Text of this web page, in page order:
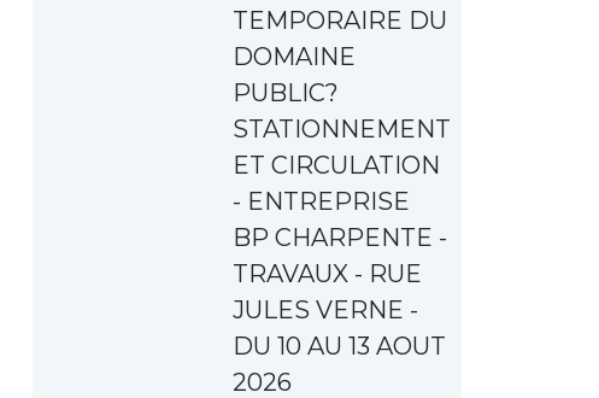
TEMPORAIRE DU
DOMAINE
PUBLIC?
STATIONNEMENT
ET CIRCULATION
- ENTREPRISE
BP CHARPENTE -
TRAVAUX - RUE
JULES VERNE -
DU 10 AU 13 AOUT
2026